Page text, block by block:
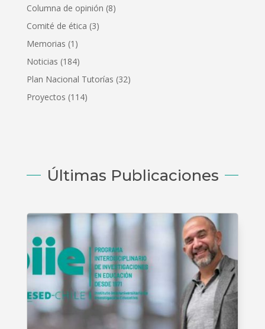
Columna de opinión (8)
Comité de ética (3)
Memorias (1)
Noticias (184)
Plan Nacional Tutorías (32)
Proyectos (114)
Últimas Publicaciones